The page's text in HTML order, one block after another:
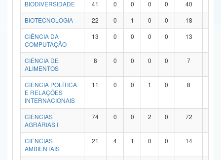
Advocacia-Geral da União
Banco Central do Brasil
BIODIVERSIDADE 41 0 0 0 0 40
BIOTECNOLOGIA
22 0 1 0 0 18
CIÊNCIA DA
COMPUTAÇÃO
13 0 0 0 0 13
CIÊNCIA DE
ALIMENTOS
8 0 0 0 0 7
CIÊNCIA POLÍTICA
E RELAÇÕES
INTERNACIONAIS
11 0 0 1 0 8
CIÊNCIAS
AGRÁRIAS I
74 0 0 2 0 72
CIÊNCIAS
AMBIENTAIS
21 4 1 0 0 14